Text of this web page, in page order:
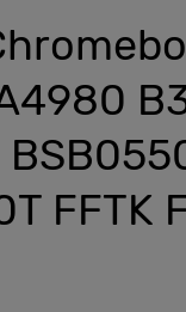
FFTK